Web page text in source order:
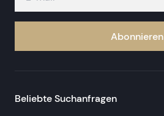
Abonnieren
Beliebte Suchanfragen